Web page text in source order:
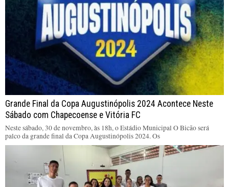
Grande Final da Copa Augustinópolis 2024 Acontece Neste
Sábado com Chapecoense e Vitória FC
Neste sábado, 30 de novembro, às 18h, o Estádio Municipal O Bicão será
palco da grande final da Copa Augustinópolis 2024. Os